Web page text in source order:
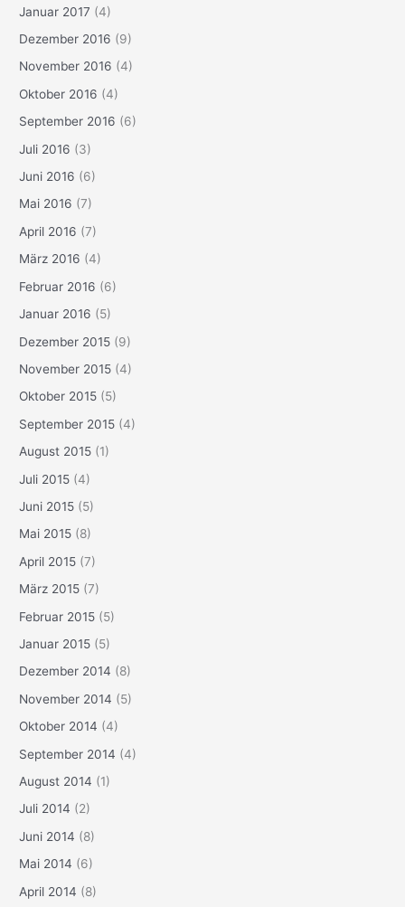
Januar 2017 (4)
Dezember 2016 (9)
November 2016 (4)
Oktober 2016 (4)
September 2016 (6)
Juli 2016 (3)
Juni 2016 (6)
Mai 2016 (7)
April 2016 (7)
März 2016 (4)
Februar 2016 (6)
Januar 2016 (5)
Dezember 2015 (9)
November 2015 (4)
Oktober 2015 (5)
September 2015 (4)
August 2015 (1)
Juli 2015 (4)
Juni 2015 (5)
Mai 2015 (8)
April 2015 (7)
März 2015 (7)
Februar 2015 (5)
Januar 2015 (5)
Dezember 2014 (8)
November 2014 (5)
Oktober 2014 (4)
September 2014 (4)
August 2014 (1)
Juli 2014 (2)
Juni 2014 (8)
Mai 2014 (6)
April 2014 (8)